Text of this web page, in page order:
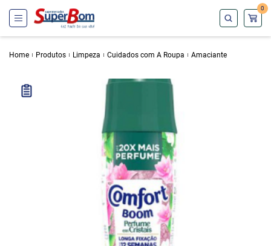
0
Home Produtos Limpeza Cuidados com A Roupa Amaciante